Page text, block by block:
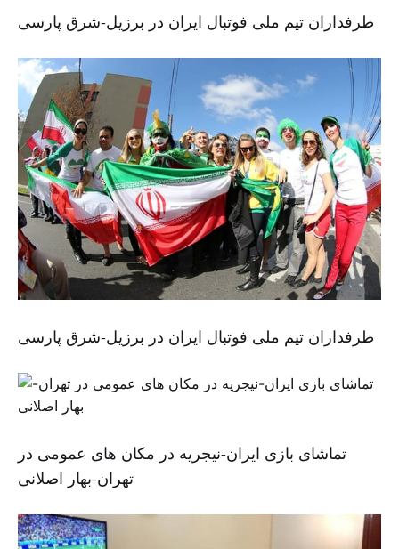
طرفداران تیم ملی فوتبال ایران در برزیل-شرق پارسی
طرفداران تیم ملی فوتبال ایران در برزیل-شرق پارسی
تماشای بازی ایران-نیجریه در مکان های عمومی در
تهران-بهار اصلانی